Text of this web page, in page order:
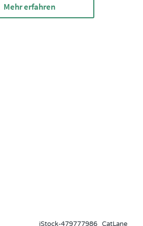
Mehr erfahren
iStock-479777986_CatLane